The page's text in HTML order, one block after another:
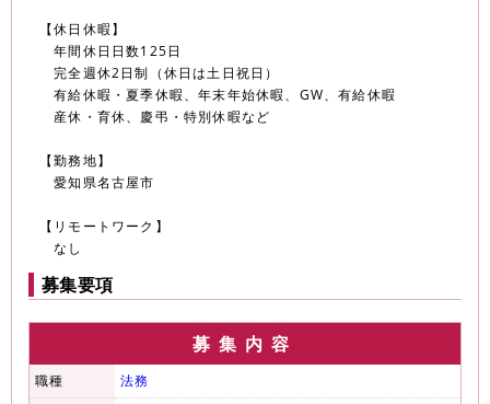
【休日休暇】
年間休日日数125日
完全週休2日制（休日は土日祝日）
有給休暇・夏季休暇、年末年始休暇、GW、有給休暇
産休・育休、慶弔・特別休暇など
【勤務地】
愛知県名古屋市
【リモートワーク】
なし
募集要項
募集内容
職種
法務